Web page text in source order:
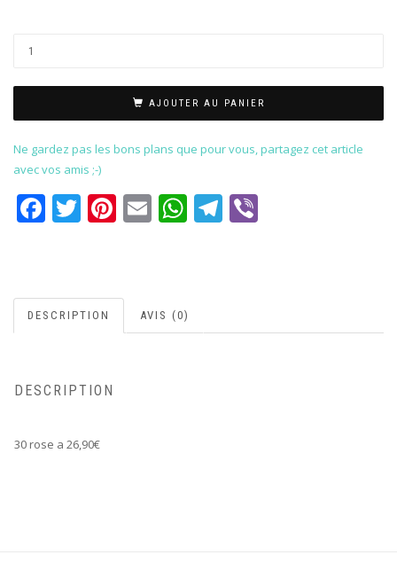
AJOUTER AU PANIER
Ne gardez pas les bons plans que pour vous, partagez cet article
avec vos amis ;-)
Facebook
Twitter
Pinterest
EmailWhatsApp
Telegram
DESCRIPTION AVIS (0)
DESCRIPTION
30 rose a 26,90€